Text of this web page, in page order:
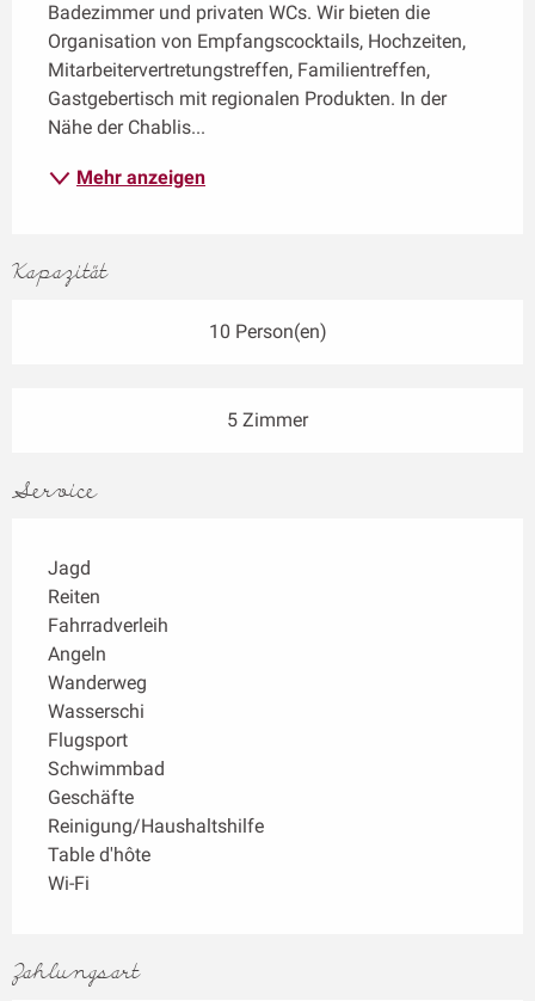
Badezimmer und privaten WCs. Wir bieten die
Organisation von Empfangscocktails, Hochzeiten,
Mitarbeitervertretungstreffen, Familientreffen,
Gastgebertisch mit regionalen Produkten. In der
Nähe der Chablis...
Mehr anzeigen
Kapazität
10 Person(en)
5 Zimmer
Service
Jagd
Reiten
Fahrradverleih
Angeln
Wanderweg
Wasserschi
Flugsport
Schwimmbad
Geschäfte
Reinigung/Haushaltshilfe
Table d'hôte
Wi-Fi
Zahlungsart